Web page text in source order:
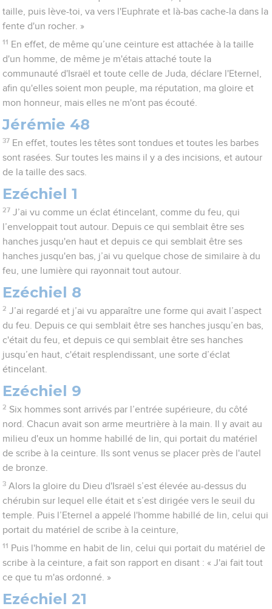
taille, puis lève-toi, va vers l'Euphrate et là-bas cache-la dans la
fente d'un rocher. »
11 En effet, de même qu’une ceinture est attachée à la taille
d'un homme, de même je m'étais attaché toute la
communauté d'Israël et toute celle de Juda, déclare l'Eternel,
afin qu'elles soient mon peuple, ma réputation, ma gloire et
mon honneur, mais elles ne m'ont pas écouté.
Jérémie 48
37 En effet, toutes les têtes sont tondues et toutes les barbes
sont rasées. Sur toutes les mains il y a des incisions, et autour
de la taille des sacs.
Ezéchiel 1
27 J’ai vu comme un éclat étincelant, comme du feu, qui
l’enveloppait tout autour. Depuis ce qui semblait être ses
hanches jusqu'en haut et depuis ce qui semblait être ses
hanches jusqu'en bas, j’ai vu quelque chose de similaire à du
feu, une lumière qui rayonnait tout autour.
Ezéchiel 8
2 J’ai regardé et j’ai vu apparaître une forme qui avait l’aspect
du feu. Depuis ce qui semblait être ses hanches jusqu’en bas,
c'était du feu, et depuis ce qui semblait être ses hanches
jusqu’en haut, c'était resplendissant, une sorte d’éclat
étincelant.
Ezéchiel 9
2 Six hommes sont arrivés par l’entrée supérieure, du côté
nord. Chacun avait son arme meurtrière à la main. Il y avait au
milieu d'eux un homme habillé de lin, qui portait du matériel
de scribe à la ceinture. Ils sont venus se placer près de l'autel
de bronze.
3 Alors la gloire du Dieu d'Israël s’est élevée au-dessus du
chérubin sur lequel elle était et s’est dirigée vers le seuil du
temple. Puis l’Eternel a appelé l'homme habillé de lin, celui qui
portait du matériel de scribe à la ceinture,
11 Puis l'homme en habit de lin, celui qui portait du matériel de
scribe à la ceinture, a fait son rapport en disant : « J'ai fait tout
ce que tu m'as ordonné. »
Ezéchiel 21